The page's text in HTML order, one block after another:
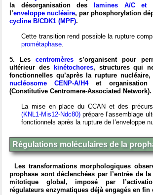
la désorganisation des
lamines A/C et
l’enveloppe nucléaire, par phosphorylation
cycline B/CDK1 (MPF).
Cette transition rend possible la rupture
prométaphase.
5. Lescentromères s’organisent pour
ultérieur des
kinétochores, structures qui
fonctionnelles qu’après la rupture
nucléosome CENP-A/H4et
(Constitutive Centromere-Associated Network).
La mise en place du CCAN et des
(KNL1-Mis12-Ndc80) prépare l’assemblage
fonctionnels après la rupture de l’enveloppe
Régulations moléculaires de la
Les transformations morphologiques
prophase sont déclenchées par l’entrée de
mitotique global, imposé par
régulateurs enzymatiques déjà engagés en fin